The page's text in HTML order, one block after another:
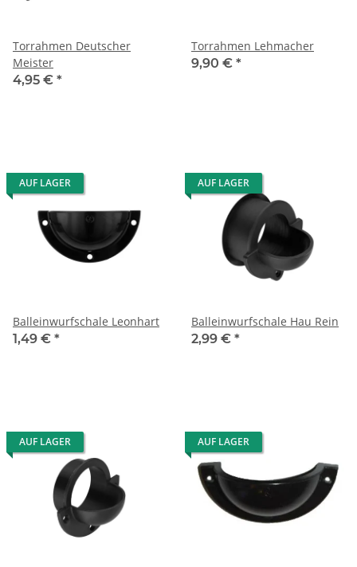
Torrahmen Deutscher
Meister
4,95 € *
Torrahmen Lehmacher
9,90 € *
AUF LAGER
Balleinwurfschale Leonhart
1,49 € *
AUF LAGER
Balleinwurfschale Hau Rein
2,99 € *
AUF LAGER AUF LAGER